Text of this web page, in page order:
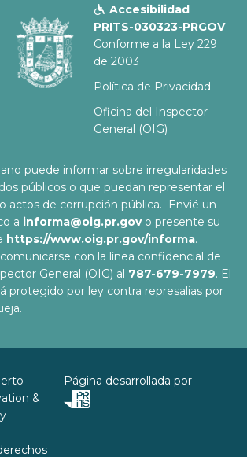
 Accesibilidad
PRITS-030323-PRGOV
Conforme a la Ley 229
de 2003
Política de Privacidad
Oficina del Inspector
General (OIG)
puede informar sobre irregularidades
públicos o que puedan representar el
actos de corrupción pública. Envié un
a informa@oig.pr.govo presente su
https://www.oig.pr.gov/informa.
con la línea confidencial de
General (OIG) al 787-679-7979. El
protegido por ley contra represalias por
&
Página desarrollada por